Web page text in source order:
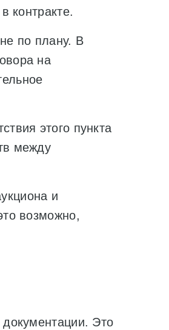
контракте.
по плану. В
на
этого пункта
между
и
возможно,
Это